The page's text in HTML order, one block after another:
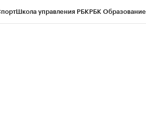
Школа управления РБКРБК Образование